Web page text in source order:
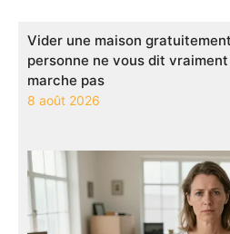
Vider une maison
personne ne vous dit
marche pas
8 août 2026